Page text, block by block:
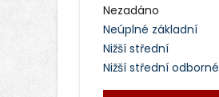
Nezadáno
Neúplné základní
Nižší střední
Nižší střední odborné